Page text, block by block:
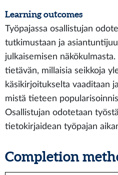
Learning outcomes
Työpajassa osallistujan
tutkimustaan ja
julkaisemisen
tietävän, millaisia seikkoja
käsikirjoitukselta vaaditaan
mistä tieteen
Osallistujan odotetaan
tietokirjaidean työpajan
Completion